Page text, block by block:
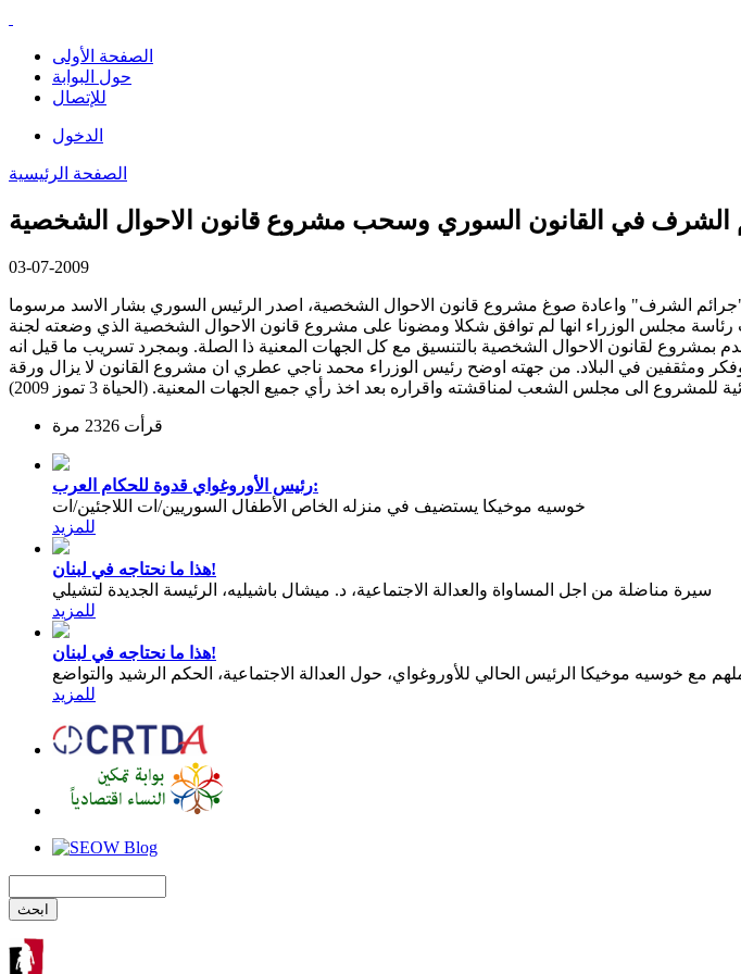
الصفحة الأولى
حول البوابة
للإتصال
الدخول
الصفحة الرئيسية
الشرف في القانون السوري وسحب مشروع قانون الاحوال الشخصية
03-07-2009
"جرائم الشرف" واعادة صوغ مشروع قانون الاحوال الشخصية، اصدر الرئيس السوري بشار الاسد مرسوما
مجلس الوزراء انها لم توافق شكلا ومضونا على مشروع قانون الاحوال الشخصية الذي وضعته لجنة
لقانون الاحوال الشخصية بالتنسيق مع كل الجهات المعنية ذا الصلة. وبمجرد تسريب ما قيل انه
ومثقفين في البلاد. من جهته اوضح رئيس الوزراء محمد ناجي عطري ان مشروع القانون لا يزال ورقة
الى مجلس الشعب لمناقشته واقراره بعد اخذ رأي جميع الجهات المعنية. (الحياة 3 تموز 2009)
قرأت 2326 مرة
رئيس الأوروغواي قدوة للحكام العرب:
خوسيه موخيكا يستضيف في منزله الخاص الأطفال السوريين/ات اللاجئين/ات
للمزيد
هذا ما نحتاجه في لبنان!
سيرة مناضلة من اجل المساواة والعدالة الاجتماعية، د. ميشال باشيليه، الرئيسة الجديدة لتشيلي
للمزيد
هذا ما نحتاجه في لبنان!
للمزيد